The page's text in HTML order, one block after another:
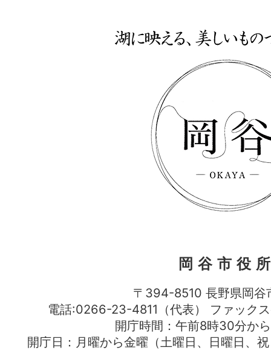
岡谷市役
〒394-8510 長野県岡谷
電話:0266-23-4811（代表） ファッ
開庁時間：午前8時30分か
開庁日：月曜から金曜（土曜日、日曜日、